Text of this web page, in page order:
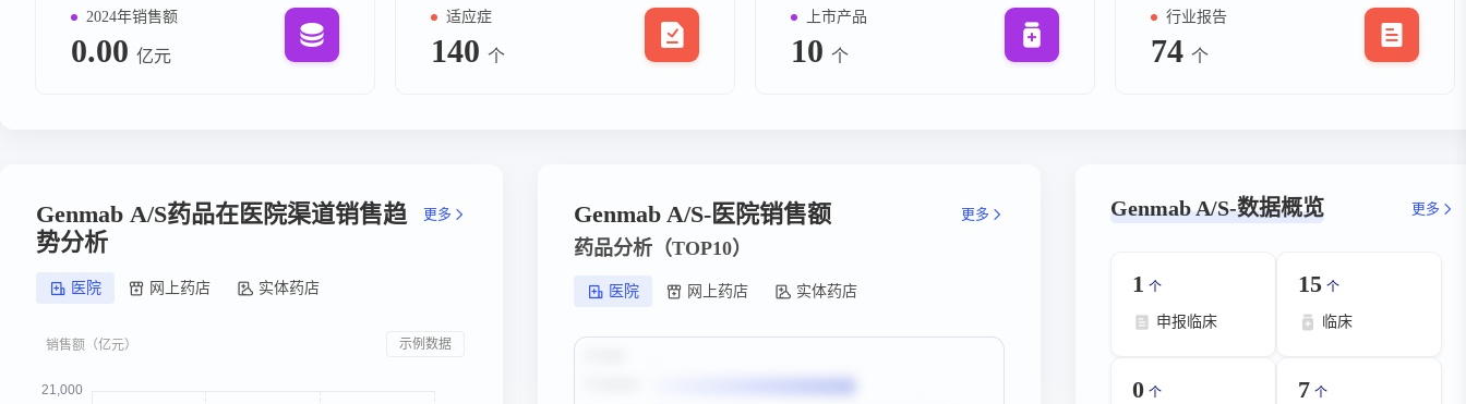
2024年销售额
0.00 亿元
适应症
140 个
上市产品
10 个
行业报告
74 个
Genmab A/S药品在医院渠道销售趋
势分析
更多
医院 网上药店 实体药店
示例数据
Genmab A/S-医院销售额 更多
药品分析（TOP10）
医院 网上药店 实体药店
Genmab A/S-数据概览 更多
1 个
申报临床
15 个
临床
0 个 7 个